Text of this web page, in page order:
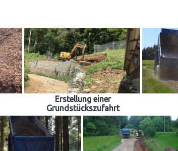
Erstellung einer
Grundstückszufahrt